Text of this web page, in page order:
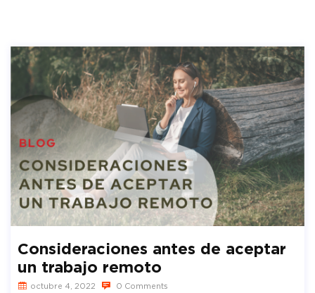
Consideraciones antes de aceptar
un trabajo remoto
octubre 4, 2022 0 Comments